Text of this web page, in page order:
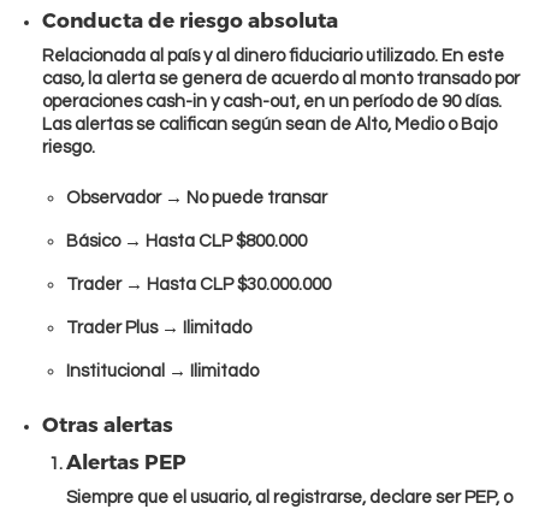
Quienes somos
Conducta de riesgo absoluta
Relacionada al país y al dinero fiduciario utilizado. En este
caso, la alerta se genera de acuerdo al monto transado por
operaciones cash-in y cash-out, en un período de 90 días.
Las alertas se califican según sean de Alto, Medio o Bajo
riesgo.
Observador → No puede transar
Básico → Hasta CLP $800.000
Trader → Hasta CLP $30.000.000
Trader Plus → Ilimitado
Institucional → Ilimitado
Otras alertas
Alertas PEP
Siempre que el usuario, al registrarse, declare ser PEP, o